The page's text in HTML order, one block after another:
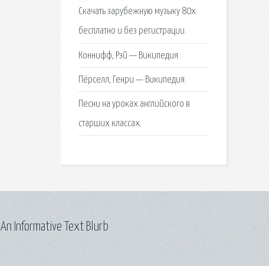
Скачать зарубежную музыку 80х
бесплатно и без регистрации.
Коннифф, Рэй — Википедия.
Пёрселл, Генри — Википедия.
Песни на уроках английского в
старших классах.
An Informative Text Blurb